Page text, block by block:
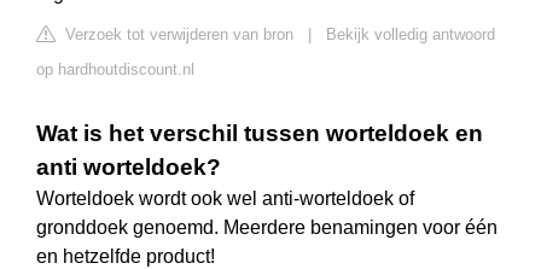
Verzoek tot verwijderen van bron
Bekijk volledig antwoord
op hardhoutdiscount.nl
Wat is het verschil tussen worteldoek en
anti worteldoek?
Worteldoek wordt ook wel anti-worteldoek of
gronddoek genoemd. Meerdere benamingen voor één
en hetzelfde product!